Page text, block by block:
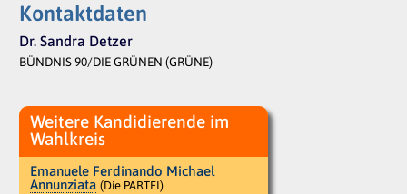
Kontaktdaten
Dr. Sandra Detzer
BÜNDNIS 90/DIE GRÜNEN (GRÜNE)
Weitere Kandidierende im
Wahlkreis
Emanuele Ferdinando Michael
Annunziata (Die PARTEI)